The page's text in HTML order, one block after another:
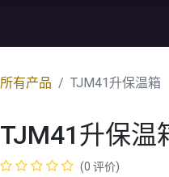
所有产品 TJM41升保温箱
TJM41升保温
(0 评价)